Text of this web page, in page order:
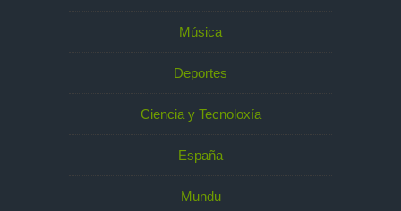
Música
Deportes
Ciencia y Tecnoloxía
España
Mundu